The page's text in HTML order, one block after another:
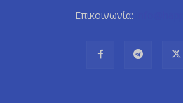
Επικοινωνία: